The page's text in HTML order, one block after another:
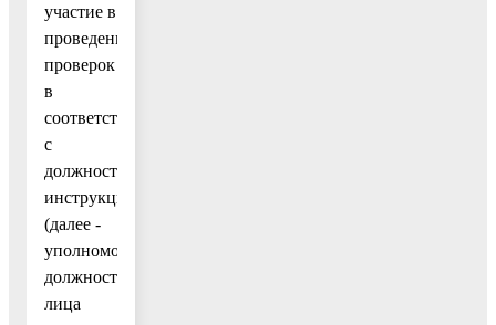
участие в
проведении
проверок
в
соответствии
с
должностными
инструкциями
(далее -
уполномоченные
должностные
лица